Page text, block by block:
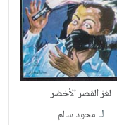
لغز القصر الأخضر
لـ محود سالم